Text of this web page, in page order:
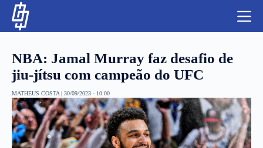
NBA
LUTAS E MMA
NBA: Jamal Murray faz desafio de
jiu-jítsu com campeão do UFC
MATHEUS COSTA | 30/09/2023 - 10:00